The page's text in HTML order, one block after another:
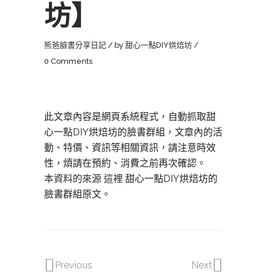
坊】
熊爸臉書分享日記 by 甜心一點DIY烘焙坊
0 Comments
此文章內容是網頁系統程式，自動抓取甜
心一點DIY烘焙坊的臉書群組，文章內的活
動、特價、資訊等相關資訊，請注意時效
性，煩請在預約、消費之前再次確認。
本資料的來源 這裡 甜心一點DIY烘焙坊的
臉書群組原文。
Previous Next